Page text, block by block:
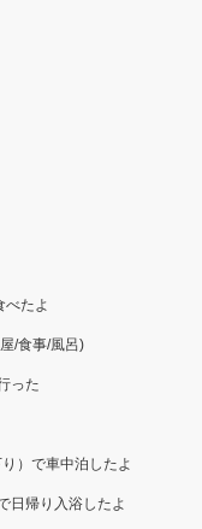
べたよ
/食事/風呂)
った
）で車中泊したよ
日帰り入浴したよ